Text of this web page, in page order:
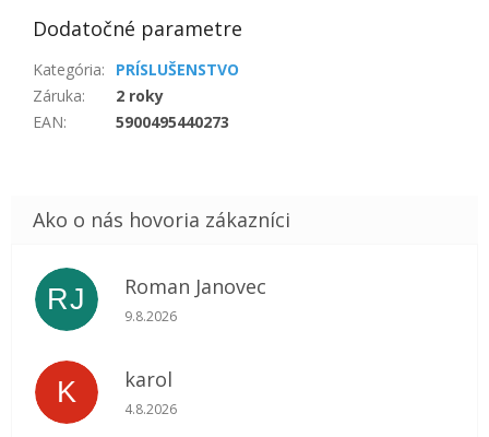
Dodatočné parametre
Kategória:
PRÍSLUŠENSTVO
Záruka:
2 roky
EAN: 5900495440273
RJ Roman Janovec
Hodnotenie obchodu je 5 z 5 hviezdičiek.
9.8.2026
K karol
Hodnotenie obchodu je 5 z 5 hviezdičiek.
4.8.2026